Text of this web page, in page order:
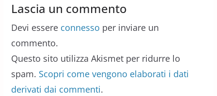
Lascia un commento
Devi essere connesso per inviare un
commento.
Questo sito utilizza Akismet per ridurre lo
spam. Scopri come vengono elaborati i dati
derivati dai commenti.